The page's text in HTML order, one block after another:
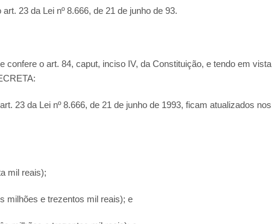
23 da Lei nº 8.666, de 21 de junho de 93.
o art. 84, caput, inciso IV, da Constituição, e tendo em vista
23 da Lei nº 8.666, de 21 de junho de 1993, ficam atualizados nos
mil reais);
milhões e trezentos mil reais); e